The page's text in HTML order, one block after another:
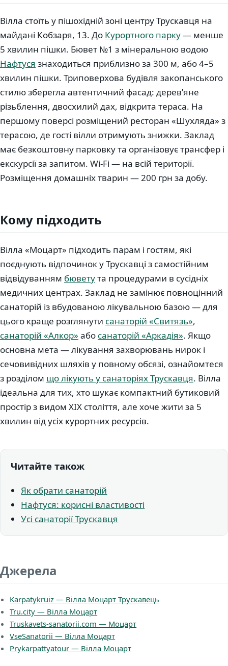
Вілла стоїть у пішохідній зоні центру Трускавця на
майдані Кобзаря, 13. До Курортного парку— менше
5 хвилин пішки. Бювет №1 з мінеральною водою
Нафтуся знаходиться приблизно за 300 м, або 4–5
хвилин пішки. Триповерхова будівля закопанського
стилю зберегла автентичний фасад: дерев’яне
різьблення, двосхилий дах, відкрита тераса. На
першому поверсі розміщений ресторан «Шухляда» з
терасою, де гості вілли отримують знижки. Заклад
має безкоштовну парковку та організовує трансфер і
екскурсії за запитом. Wi-Fi — на всій території.
Розміщення домашніх тварин — 200 грн за добу.
Кому підходить
Вілла «Моцарт» підходить парам і гостям, які
поєднують відпочинок у Трускавці з самостійним
відвідуванням бюветута процедурами в сусідніх
медичних центрах. Заклад не замінює повноцінний
санаторій із вбудованою лікувальною базою — для
цього краще розглянути санаторій «Свитязь»,
санаторій «Алкор» або санаторій «Аркадія». Якщо
основна мета — лікування захворювань нирок і
сечовивідних шляхів у повному обсязі, ознайомтеся
з розділом що лікують у санаторіях Трускавця. Вілла
ідеальна для тих, хто шукає компактний бутиковий
простір з видом XIX століття, але хоче жити за 5
хвилин від усіх курортних ресурсів.
Читайте також
Як обрати санаторій
Нафтуся: корисні властивості
Усі санаторії Трускавця
Джерела
Karpatykruiz — Вілла Моцарт Трускавець
Tru.city — Вілла Моцарт
Truskavets-sanatorii.com — Моцарт
VseSanatorii — Вілла Моцарт
Prykarpattyatour — Вілла Моцарт